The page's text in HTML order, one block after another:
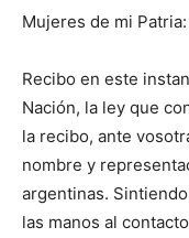
Mujeres de mi Patria:
Recibo en este
Nación, la ley que
la recibo, ante
nombre y
argentinas.
las manos al